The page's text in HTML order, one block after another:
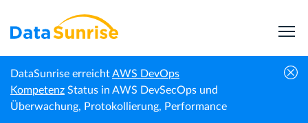
DataSunrise erreichtAWS DevOps
Kompetenz Status in AWS DevSecOps und
Überwachung, Protokollierung, Performance
Startseite Wissenszentrum Couchbase Datenaktivitätsverlauf